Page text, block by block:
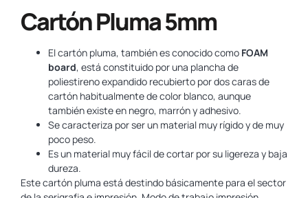
Cartón Pluma 5mm
El cartón pluma, también es conocido como FOAM
board, está constituido por una plancha de
poliestireno expandido recubierto por dos caras de
cartón habitualmente de color blanco, aunque
también existe en negro, marrón y adhesivo.
Se caracteriza por ser un material muy rígido y de muy
poco peso.
Es un material muy fácil de cortar por su ligereza y baja
dureza.
Este cartón pluma está destindo básicamente para el sector